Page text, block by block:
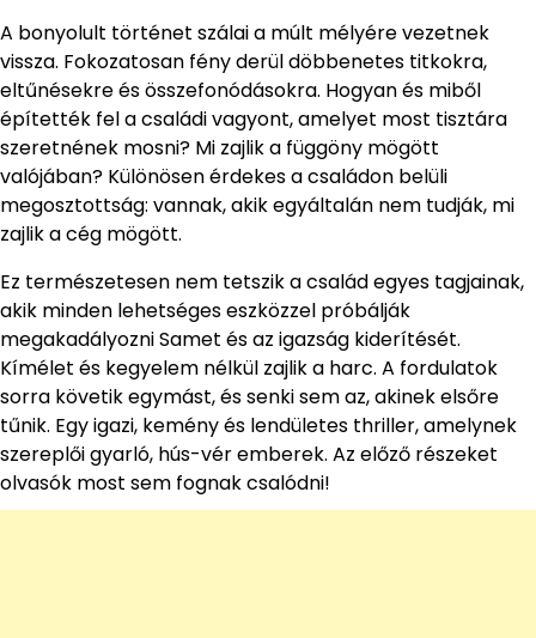
A bonyolult történet szálai a múlt mélyére vezetnek
vissza. Fokozatosan fény derül döbbenetes titkokra,
eltűnésekre és összefonódásokra. Hogyan és miből
építették fel a családi vagyont, amelyet most tisztára
szeretnének mosni? Mi zajlik a függöny mögött
valójában? Különösen érdekes a családon belüli
megosztottság: vannak, akik egyáltalán nem tudják, mi
zajlik a cég mögött.
Ez természetesen nem tetszik a család egyes tagjainak,
akik minden lehetséges eszközzel próbálják
megakadályozni Samet és az igazság kiderítését.
Kímélet és kegyelem nélkül zajlik a harc. A fordulatok
sorra követik egymást, és senki sem az, akinek elsőre
tűnik. Egy igazi, kemény és lendületes thriller, amelynek
szereplői gyarló, hús-vér emberek. Az előző részeket
olvasók most sem fognak csalódni!